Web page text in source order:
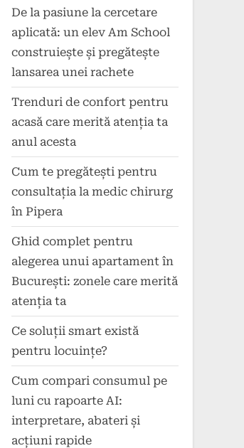
De la pasiune la cercetare
aplicată: un elev Am School
construiește și pregătește
lansarea unei rachete
Trenduri de confort pentru
acasă care merită atenția ta
anul acesta
Cum te pregătești pentru
consultația la medic chirurg
în Pipera
Ghid complet pentru
alegerea unui apartament în
București: zonele care merită
atenția ta
Ce soluții smart există
pentru locuințe?
Cum compari consumul pe
luni cu rapoarte AI:
interpretare, abateri și
acțiuni rapide